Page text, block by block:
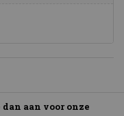
aan voor onze